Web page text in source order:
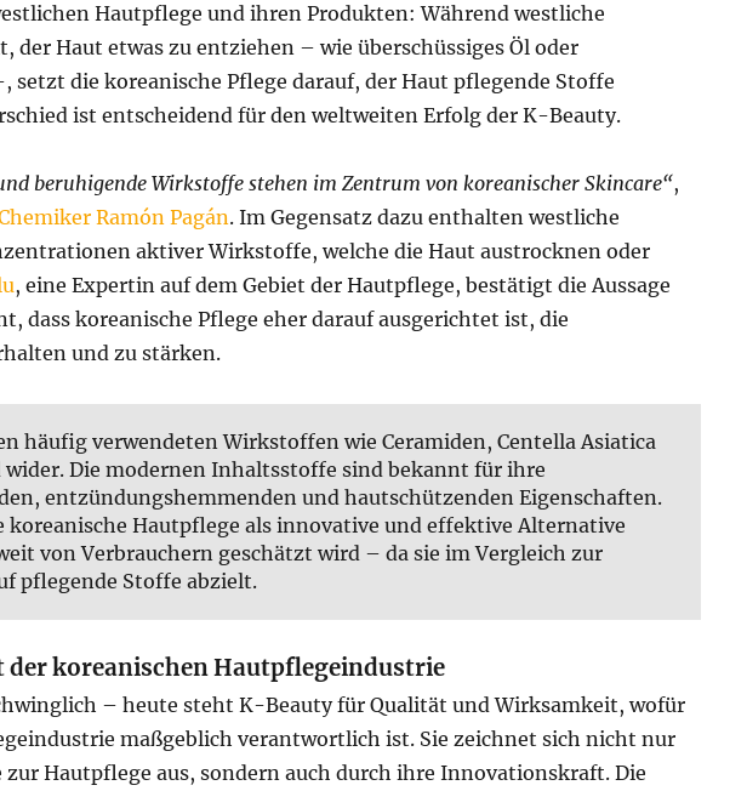
Hautpflege und ihren Produkten: Während westliche
der Haut etwas zu entziehen – wie überschüssiges Öl oder
setzt die koreanische Pflege darauf, der Haut pflegende Stoffe
ist entscheidend für den weltweiten Erfolg der K-Beauty.
beruhigende Wirkstoffe stehen im Zentrum von koreanischer Skincare“,
Ramón Pagán. Im Gegensatz dazu enthalten westliche
aktiver Wirkstoffe, welche die Haut austrocknen oder
, eine Expertin auf dem Gebiet der Hautpflege, bestätigt die Aussage
dass koreanische Pflege eher darauf ausgerichtet ist, die
und zu stärken.
häufig verwendeten Wirkstoffen wie Ceramiden, Centella Asiatica
wider. Die modernen Inhaltsstoffe sind bekannt für ihre
entzündungshemmenden und hautschützenden Eigenschaften.
koreanische Hautpflege als innovative und effektive Alternative
von Verbrauchern geschätzt wird – da sie im Vergleich zur
pflegende Stoffe abzielt.
koreanischen Hautpflegeindustrie
– heute steht K-Beauty für Qualität und Wirksamkeit, wofür
maßgeblich verantwortlich ist. Sie zeichnet sich nicht nur
Hautpflege aus, sondern auch durch ihre Innovationskraft. Die